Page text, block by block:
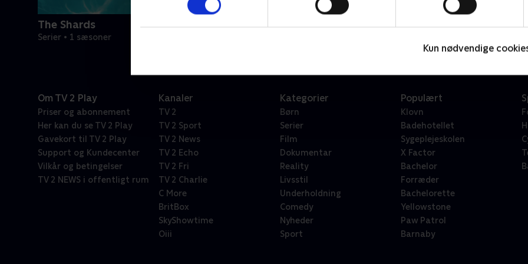
Kun nødvendige
The Shards
Serier • 1 sæsoner
Om TV 2 Play
Priser og abonnement
Her kan du se TV 2 Play
Gavekort til TV 2 Play
Support og Kundecenter
Vilkår og betingelser
TV 2 NEWS i offentligt rum
Kanaler
TV 2
TV 2 Sport
TV 2 News
TV 2 Echo
TV 2 Fri
TV 2 Charlie
C More
BritBox
SkyShowtime
Oiii
Kategorier
Børn
Serier
Film
Dokumentar
Reality
Livsstil
Underholdning
Comedy
Nyheder
Sport
Populært
Klovn
Badehotellet
Sygeplejeskolen
X Factor
Bachelor
Forræder
Bachelorette
Yellowstone
Paw Patrol
Barnaby